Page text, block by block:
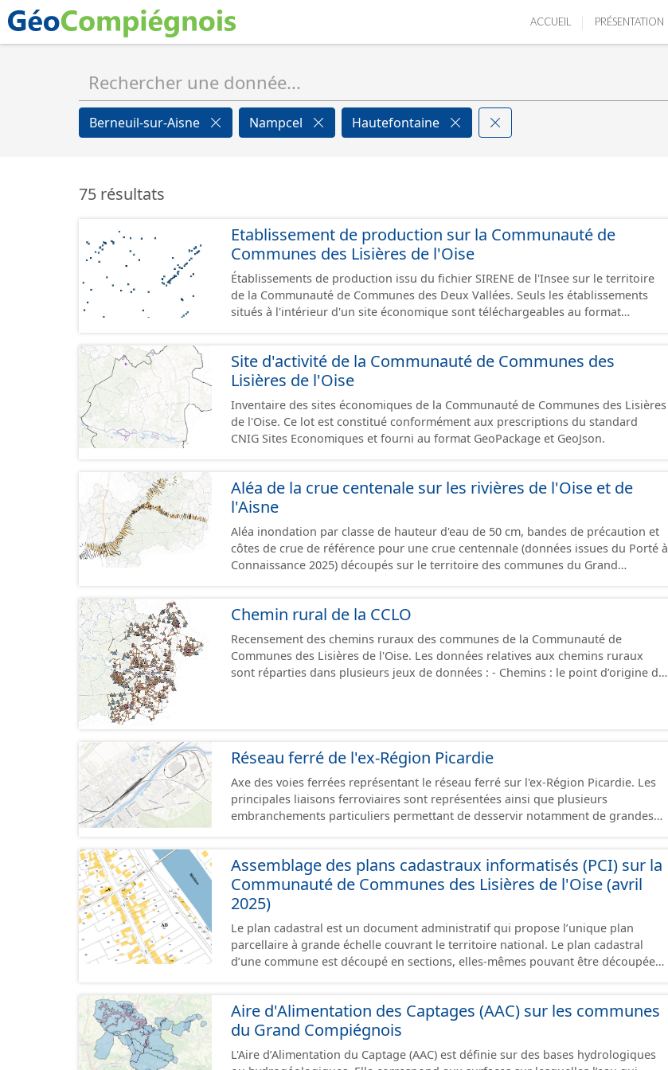
ACCUEIL PRÉSENTATION
Berneuil-sur-Aisne Nampcel Hautefontaine
75 résultats
Etablissement de production sur la Communauté de
Communes des Lisières de l'Oise
Établissements de production issu du fichier SIRENE de l'Insee sur le territoire
de la Communauté de Communes des Deux Vallées. Seuls les établissements
situés à l'intérieur d'un site économique sont téléchargeables au format
terrains à vocation économique à ce jour. Il est filtré au-delà des prescriptions
du CNIG se limitant aux SCI.
Site d'activité de la Communauté de Communes des
Lisières de l'Oise
Inventaire des sites économiques de la Communauté de Communes des Lisières
de l'Oise. Ce lot est constitué conformément aux prescriptions du standard
CNIG Sites Economiques et fourni au format GeoPackage et GeoJson.
Aléa de la crue centenale sur les rivières de l'Oise et de
l'Aisne
Aléa inondation par classe de hauteur d'eau de 50 cm, bandes de précaution et
côtes de crue de référence pour une crue centennale (données issues du Porté à
Connaissance 2025) découpés sur le territoire des communes du Grand
Chemin rural de la CCLO
Recensement des chemins ruraux des communes de la Communauté de
Communes des Lisières de l'Oise. Les données relatives aux chemins ruraux
sont réparties dans plusieurs jeux de données : - Chemins : le point d’origine du
concernant la fauche, l'élagage, le balisage, etc. - Plantations : proposition de
plantation de haies (haie basse, haie mixte, etc.).
Réseau ferré de l'ex-Région Picardie
Axe des voies ferrées représentant le réseau ferré sur l'ex-Région Picardie. Les
principales liaisons ferroviaires sont représentées ainsi que plusieurs
embranchements particuliers permettant de desservir notamment de grandes
Assemblage des plans cadastraux informatisés (PCI) sur la
Communauté de Communes des Lisières de l'Oise (avril
2025)
Le plan cadastral est un document administratif qui propose l’unique plan
parcellaire à grande échelle couvrant le territoire national. Le plan cadastral
d’une commune est découpé en sections, elles-mêmes pouvant être découpées
dans un même lieudit et appartenant à un même propriétaire. Le plan cadastral
au format vecteur est issu majoritairement de numérisation du plan cadastral
papier ou raster réalisée dans le cadre de conventions avec les collectivités
territoriales. Les plans cadastraux au format vecteur en France métropolitaine
Aire d'Alimentation des Captages (AAC) sur les communes
du Grand Compiégnois
L'Aire d’Alimentation du Captage (AAC) est définie sur des bases hydrologiques